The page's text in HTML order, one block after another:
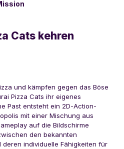
Cats kehren
und kämpfen gegen das Böse
Pizza Cats ihr eigenes
Past entsteht ein 2D-Action-
mit einer Mischung aus
auf die Bildschirme
den bekannten
individuelle Fähigkeiten für